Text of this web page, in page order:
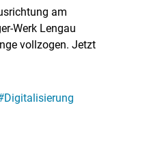
am
Werk Lengau
vollzogen. Jetzt
Digitalisierung